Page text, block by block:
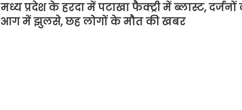
मध्य प्रदेश के हरदा में पटाखा फैक्ट्री में ब्लास्ट, दर्जनों
आग में झुलसे, छह लोगों के मौत की खबर